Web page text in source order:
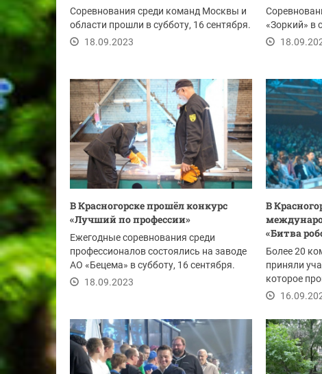
Соревнования среди команд Москвы и
области прошли в субботу, 16 сентября.
18.09.2023
«Зоркий» в
В Красногорске прошёл конкурс
«Лучший по профессии»
Ежегодные соревнования среди
профессионалов состоялись на заводе
АО «Бецема» в субботу, 16 сентября.
18.09.2023
В
«Битва
Более 20
приняли
которое
субботу,